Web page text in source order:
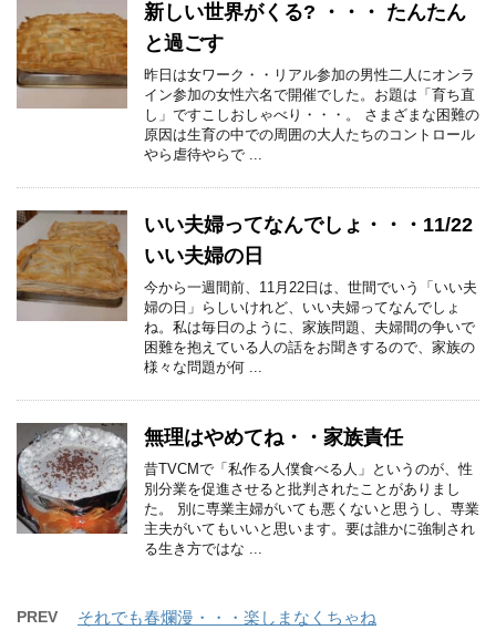
新しい世界がくる? ・・・ たんたん
と過ごす
昨日は女ワーク・・リアル参加の男性二人にオンラ
イン参加の女性六名で開催でした。お題は「育ち直
し」ですこしおしゃべり・・・。 さまざまな困難の
原因は生育の中での周囲の大人たちのコントロール
やら虐待やらで ...
いい夫婦ってなんでしょ・・・11/22
いい夫婦の日
今から一週間前、11月22日は、世間でいう「いい夫
婦の日」らしいけれど、いい夫婦ってなんでしょ
ね。私は毎日のように、家族問題、夫婦間の争いで
困難を抱えている人の話をお聞きするので、家族の
様々な問題が何 ...
無理はやめてね・・家族責任
昔TVCMで「私作る人僕食べる人」というのが、性
別分業を促進させると批判されたことがありまし
た。 別に専業主婦がいても悪くないと思うし、専業
主夫がいてもいいと思います。要は誰かに強制され
る生き方ではな ...
PREV それでも春爛漫・・・楽しまなくちゃね